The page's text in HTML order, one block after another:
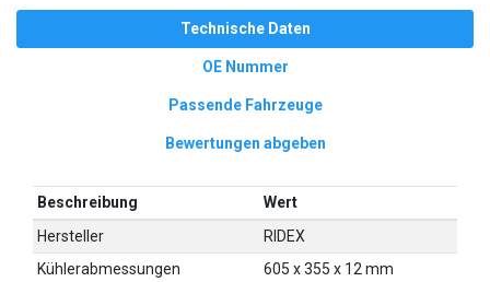
Technische Daten
OE Nummer
Passende Fahrzeuge
Bewertungen abgeben
Beschreibung
Wert
Hersteller
RIDEX
Kühlerabmessungen
605 x 355 x 12 mm